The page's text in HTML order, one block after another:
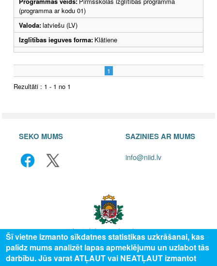
(programma ar kodu 01)
Valoda:latviešu (LV)
Izglītības ieguves forma: Klātiene
1
Rezultāti : 1 - 1 no 1
SEKO MUMS SAZINIES AR MUMS
info@niid.lv
© 2025 Valsts izglītības attīstības aģentūra, publicētā satura visas tiesības
Šī vietne izmanto sīkdatnes statistikas uzkrāšanai, kas
palīdz mums analizēt lapas apmeklējumu un uzlabot tās
darbību. Jūs varat ATĻAUT vai NEATĻAUT izmantot